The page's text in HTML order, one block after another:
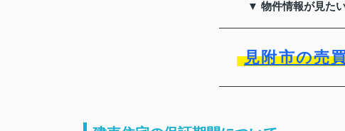
▼ 物件情報が見た
見附市の売